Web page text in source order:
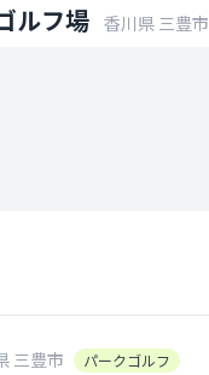
ルフ場 香川県 三豊市
三豊市 パークゴルフ